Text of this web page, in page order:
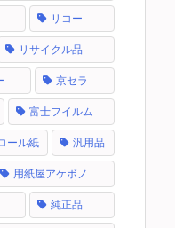
リコー
リサイクル品
京セラ
富士フイルム
ール紙 汎用品
用紙屋アケボノ
純正品